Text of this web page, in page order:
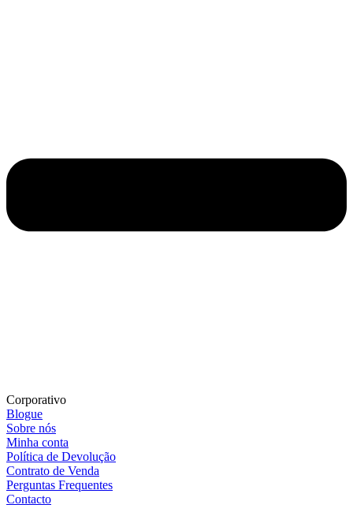
Corporativo
Blogue
Sobre nós
Minha conta
Política de Devolução
Contrato de Venda
Perguntas Frequentes
Contacto